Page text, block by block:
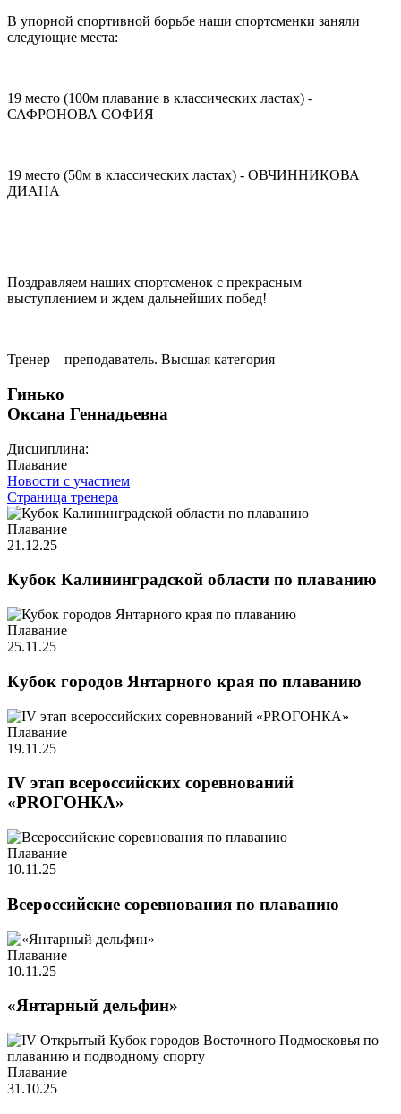
В упорной спортивной борьбе наши спортсменки заняли
следующие места:
19 место (100м плавание в классических ластах) -
САФРОНОВА СОФИЯ
19 место (50м в классических ластах) - ОВЧИННИКОВА
ДИАНА
Поздравляем наших спортсменок с прекрасным
выступлением и ждем дальнейших побед!
Тренер – преподаватель. Высшая категория
Гинько
Оксана Геннадьевна
Дисциплина:
Плавание
Новости с участием
Страница тренера
Плавание
21.12.25
Кубок Калининградской области по плаванию
Плавание
25.11.25
Кубок городов Янтарного края по плаванию
Плавание
19.11.25
IV этап всероссийских соревнований
«PROГОНКА»
Плавание
10.11.25
Всероссийские соревнования по плаванию
Плавание
10.11.25
«Янтарный дельфин»
Плавание
31.10.25